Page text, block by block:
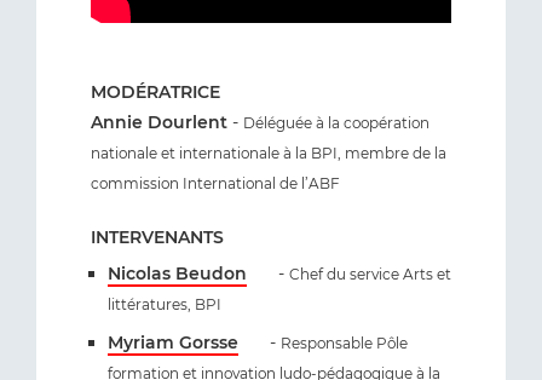
MODÉRATRICE
Annie Dourlent - Déléguée à la coopération
nationale et internationale à la BPI, membre de la
commission International de l’ABF
INTERVENANTS
Nicolas Beudon
- Chef du service Arts et
littératures, BPI
Myriam Gorsse - Responsable Pôle
formation et innovation ludo-pédagogique à la